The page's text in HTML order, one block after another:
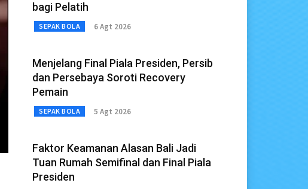
bagi Pelatih
SEPAK BOLA 6 Agt 2026
Menjelang Final Piala Presiden, Persib
dan Persebaya Soroti Recovery
Pemain
SEPAK BOLA 5 Agt 2026
Faktor Keamanan Alasan Bali Jadi
Tuan Rumah Semifinal dan Final Piala
Presiden